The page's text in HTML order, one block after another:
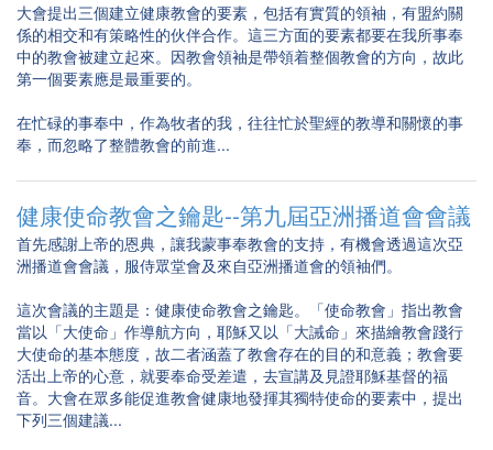
大會提出三個建立健康教會的要素，包括有實質的領袖，有盟約關
係的相交和有策略性的伙伴合作。這三方面的要素都要在我所事奉
中的教會被建立起來。因教會領袖是帶領着整個教會的方向，故此
第一個要素應是最重要的。
在忙碌的事奉中，作為牧者的我，往往忙於聖經的教導和關懷的事
奉，而忽略了整體教會的前進...
健康使命教會之鑰匙--第九屆亞洲播道會會議
首先感謝上帝的恩典，讓我蒙事奉教會的支持，有機會透過這次亞
洲播道會會議，服侍眾堂會及來自亞洲播道會的領袖們。
這次會議的主題是：健康使命教會之鑰匙。「使命教會」指出教會
當以「大使命」作導航方向，耶穌又以「大誡命」來描繪教會踐行
大使命的基本態度，故二者涵蓋了教會存在的目的和意義；教會要
活出上帝的心意，就要奉命受差遣，去宣講及見證耶穌基督的福
音。大會在眾多能促進教會健康地發揮其獨特使命的要素中，提出
下列三個建議...